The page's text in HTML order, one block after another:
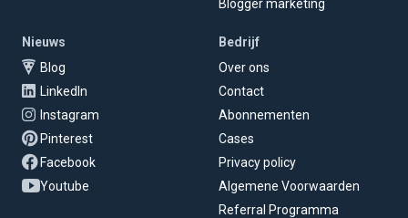
Blogger marketing
Nieuws
Blog
LinkedIn
Instagram
Pinterest
Facebook
Youtube
Bedrijf
Over ons
Contact
Abonnementen
Cases
Privacy policy
Algemene Voorwaarden
Referral Programma